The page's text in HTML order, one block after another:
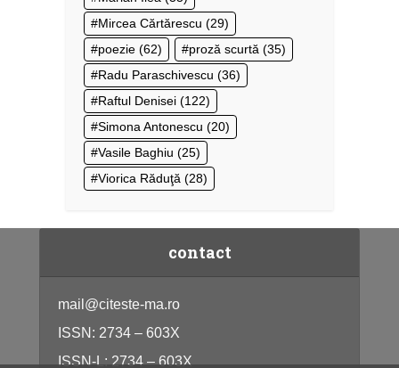
Mircea Cărtărescu (29)
poezie (62) proză scurtă (35)
Radu Paraschivescu (36)
Raftul Denisei (122)
Simona Antonescu (20)
Vasile Baghiu (25)
Viorica Răduţă (28)
contact
mail@citeste-ma.ro
ISSN: 2734 – 603X
ISSN-L: 2734 – 603X